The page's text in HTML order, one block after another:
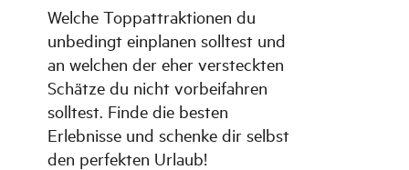
Welche Toppattraktionen du
unbedingt einplanen solltest und
an welchen der eher versteckten
Schätze du nicht vorbeifahren
solltest. Finde die besten
Erlebnisse und schenke dir selbst
den perfekten Urlaub!